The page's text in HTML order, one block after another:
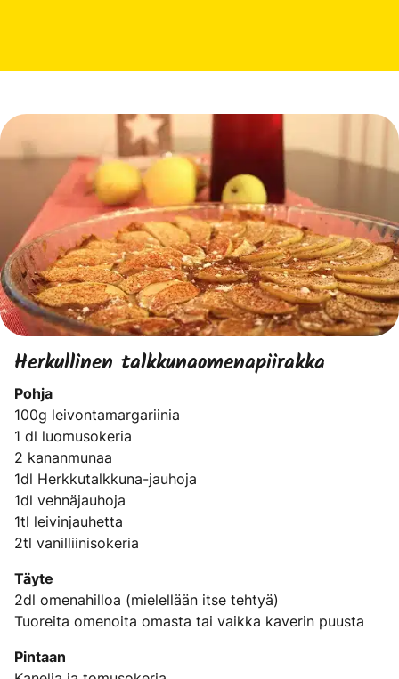
Herkullinen talkkunaomenapiirakka
Pohja
100g leivontamargariinia
1 dl luomusokeria
2 kananmunaa
1dl Herkkutalkkuna-jauhoja
1dl vehnäjauhoja
1tl leivinjauhetta
2tl vanilliinisokeria
Täyte
2dl omenahilloa (mielellään itse tehtyä)
Tuoreita omenoita omasta tai vaikka kaverin puusta
Pintaan